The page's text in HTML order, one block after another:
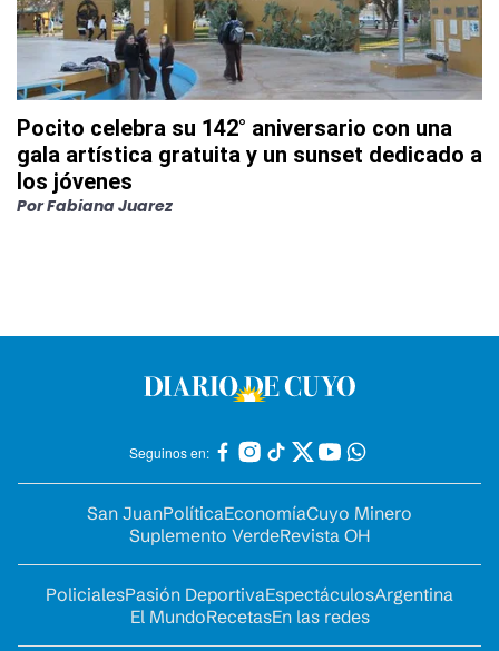
Pocito celebra su 142° aniversario con una
gala artística gratuita y un sunset dedicado a
los jóvenes
PorFabiana Juarez
Seguinos en:
San JuanPolíticaEconomíaCuyo Minero
Suplemento VerdeRevista OH
PolicialesPasión DeportivaEspectáculosArgentina
El MundoRecetasEn las redes